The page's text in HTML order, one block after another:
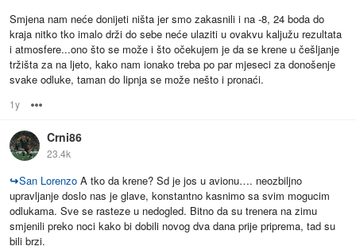
Smjena nam neće donijeti ništa jer smo zakasnili i na -8, 24 boda do
kraja nitko tko imalo drži do sebe neće ulaziti u ovakvu kaljužu rezultata
i atmosfere...ono što se može i što očekujem je da se krene u češljanje
tržišta za na ljeto, kako nam ionako treba po par mjeseci za donošenje
svake odluke, taman do lipnja se može nešto i pronaći.
1y
Crni86
23.4k
↪San Lorenzo A tko da krene? Sd je jos u avionu…. neozbiljno
upravljanje doslo nas je glave, konstantno kasnimo sa svim mogucim
odlukama. Sve se rasteze u nedogled. Bitno da su trenera na zimu
smjenili preko noci kako bi dobili novog dva dana prije priprema, tad su
bili brzi.